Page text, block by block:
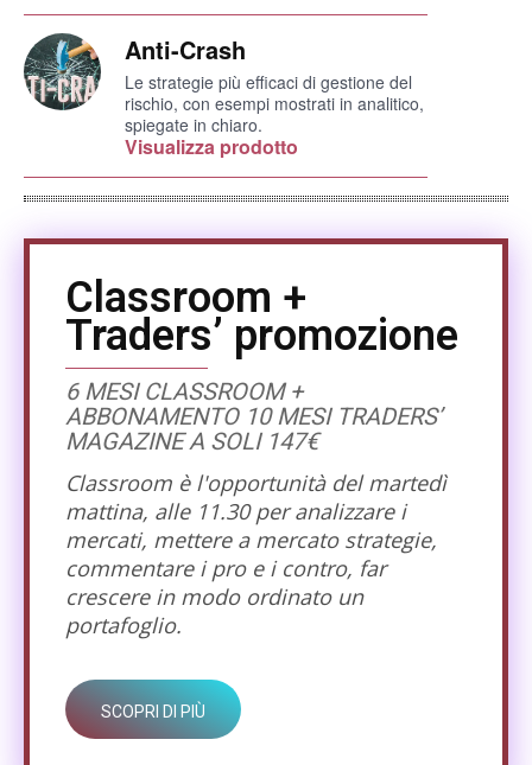
Anti-Crash
Le strategie più efficaci di gestione del
rischio, con esempi mostrati in analitico,
spiegate in chiaro.
Visualizza prodotto
Classroom +
Traders’ promozione
6 MESI CLASSROOM +
ABBONAMENTO 10 MESI TRADERS’
MAGAZINE A SOLI 147€
Classroom è l'opportunità del martedì
mattina, alle 11.30 per analizzare i
mercati, mettere a mercato strategie,
commentare i pro e i contro, far
crescere in modo ordinato un
portafoglio.
SCOPRI DI PIÙ